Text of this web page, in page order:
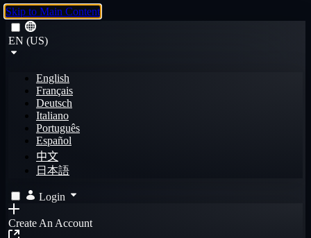
Skip to Main Content
EN (US)
English
Français
Deutsch
Italiano
Português
Español
中文
日本語
Login
Create An Account